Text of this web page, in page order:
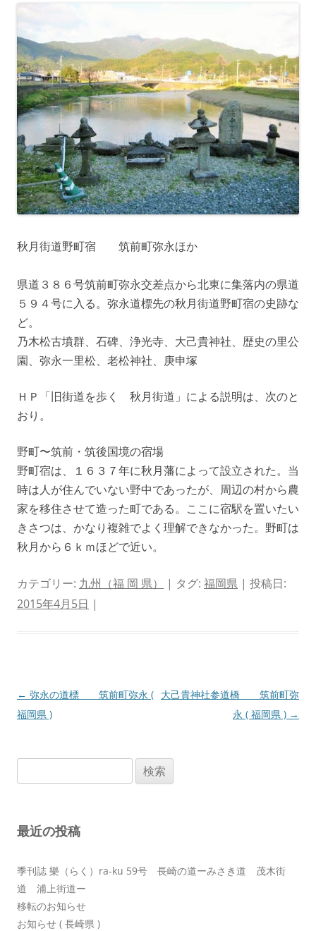
秋月街道野町宿 筑前町弥永ほか
県道３８６号筑前町弥永交差点から北東に集落内の県道
５９４号に入る。弥永道標先の秋月街道野町宿の史跡な
ど。
乃木松古墳群、石碑、浄光寺、大己貴神社、歴史の里公
園、弥永一里松、老松神社、庚申塚
ＨＰ「旧街道を歩く 秋月街道」による説明は、次のと
おり。
野町〜筑前・筑後国境の宿場
野町宿は、１６３７年に秋月藩によって設立された。当
時は人が住んでいない野中であったが、周辺の村から農
家を移住させて造った町である。ここに宿駅を置いたい
きさつは、かなり複雑でよく理解できなかった。野町は
秋月から６ｋｍほどで近い。
カテゴリー: 九州（福 岡 県） | タグ: 福岡県 | 投稿日:
2015年4月5日 |
投
稿
ョ
← 弥永の道標 筑前町弥永 (
福岡県 )
大己貴神社参道橋 筑前町弥
永 ( 福岡県 ) →
索:
最近の投稿
季刊誌 樂（らく）ra-ku 59号 長崎の道ーみさき道 茂木街
道 浦上街道ー
移転のお知らせ
お知らせ ( 長崎県 )